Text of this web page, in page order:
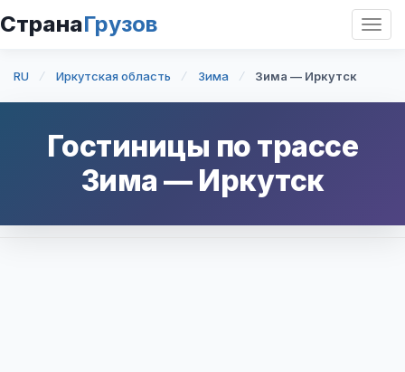
СтранаГрузов
RU Иркутская область Зима Зима — Иркутск
Гостиницы по трассе
Зима — Иркутск